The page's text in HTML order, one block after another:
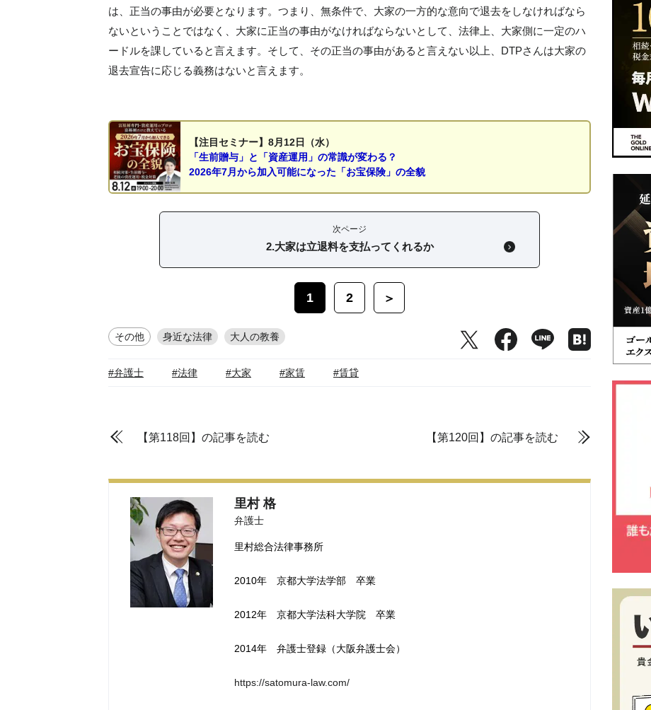
は、正当の事由が必要となります。つまり、無条件で、大家の一方的な意向で退去をしなければなら
ないということではなく、大家に正当の事由がなければならないとして、法律上、大家側に一定のハ
ードルを課していると言えます。そして、その正当の事由があると言えない以上、DTPさんは大家の
退去宣告に応じる義務はないと言えます。
【注目セミナー】8月12日（水）
「生前贈与」と「資産運用」の常識が変わる？
2026年7月から加入可能になった「お宝保険」の全貌
次ページ
2.大家は立退料を支払ってくれるか
1 2 ＞
その他 身近な法律 大人の教養
#弁護士 #法律 #大家 #家賃 #賃貸
【第118回】の記事を読む 【第120回】の記事を読む
里村 格
弁護士
里村総合法律事務所
2010年 京都大学法学部 卒業
2012年 京都大学法科大学院 卒業
2014年 弁護士登録（大阪弁護士会）
https://satomura-law.com/